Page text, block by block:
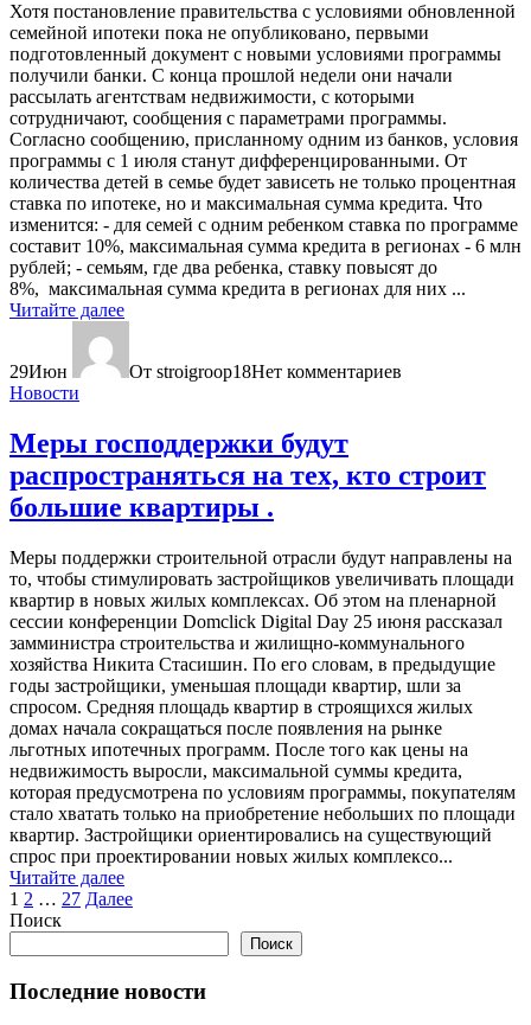
Хотя постановление правительства с условиями обновленной
семейной ипотеки пока не опубликовано, первыми
подготовленный документ с новыми условиями программы
получили банки. С конца прошлой недели они начали
рассылать агентствам недвижимости, с которыми
сотрудничают, сообщения с параметрами программы.
Согласно сообщению, присланному одним из банков, условия
программы с 1 июля станут дифференцированными. От
количества детей в семье будет зависеть не только процентная
ставка по ипотеке, но и максимальная сумма кредита. Что
изменится: - для семей с одним ребенком ставка по программе
составит 10%, максимальная сумма кредита в регионах - 6 млн
рублей; - семьям, где два ребенка, ставку повысят до
8%, максимальная сумма кредита в регионах для них ...
Читайте далее
29Июн От stroigroop18Нет комментариев
Новости
Меры господдержки будут
распространяться на тех, кто строит
большие квартиры .
Меры поддержки строительной отрасли будут направлены на
то, чтобы стимулировать застройщиков увеличивать площади
квартир в новых жилых комплексах. Об этом на пленарной
сессии конференции Domclick Digital Day 25 июня рассказал
замминистра строительства и жилищно-коммунального
хозяйства Никита Стасишин. По его словам, в предыдущие
годы застройщики, уменьшая площади квартир, шли за
спросом. Средняя площадь квартир в строящихся жилых
домах начала сокращаться после появления на рынке
льготных ипотечных программ. После того как цены на
недвижимость выросли, максимальной суммы кредита,
которая предусмотрена по условиям программы, покупателям
стало хватать только на приобретение небольших по площади
квартир. Застройщики ориентировались на существующий
спрос при проектировании новых жилых комплексо...
Читайте далее
Пагинация
записей
1 2 … 27 Далее
Поиск
Поиск
Последние новости